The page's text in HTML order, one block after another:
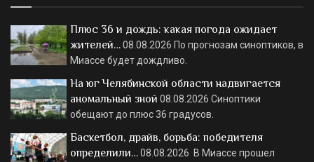
Плюс 36 и дождь: какая погода ожидает
жителей…08.08.2026 По прогнозам синоптиков, в
Миассе будет дождливо.
На юг Челябинской области надвигается
аномальный зной 08.08.2026 Синоптики
обещают до плюс 36 градусов.
Баскетбол, драйв, борьба: победителя
определили…08.08.2026 В Миассе прошел